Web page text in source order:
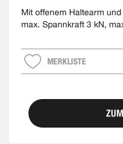
Mit offenem Haltearm
max. Spannkraft 3 kN,
MERKLISTE